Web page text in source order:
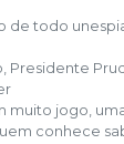
de todo
Presidente
muito jogo,
conhece